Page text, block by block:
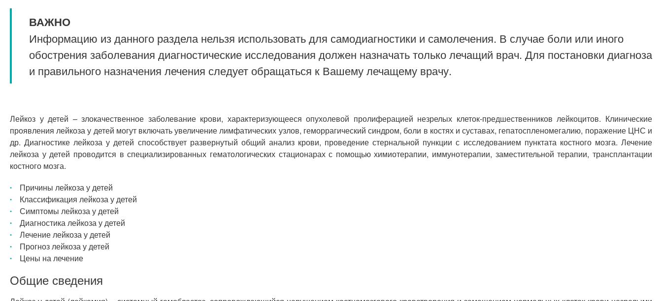
ВАЖНО
Информацию из данного раздела нельзя использовать для самодиагностики и самолечения. В случае боли или иного
обострения заболевания диагностические исследования должен назначать только лечащий врач. Для постановки диагноза
и правильного назначения лечения следует обращаться к Вашему лечащему врачу.
Лейкоз у детей – злокачественное заболевание крови, характеризующееся опухолевой пролиферацией незрелых клеток-предшественников лейкоцитов. Клинические
проявления лейкоза у детей могут включать увеличение лимфатических узлов, геморрагический синдром, боли в костях и суставах, гепатоспленомегалию, поражение ЦНС и
др. Диагностике лейкоза у детей способствует развернутый общий анализ крови, проведение стернальной пункции с исследованием пунктата костного мозга. Лечение
лейкоза у детей проводится в специализированных гематологических стационарах с помощью химиотерапии, иммунотерапии, заместительной терапии, трансплантации
костного мозга.
Причины лейкоза у детей
Классификация лейкоза у детей
Симптомы лейкоза у детей
Диагностика лейкоза у детей
Лечение лейкоза у детей
Прогноз лейкоза у детей
Цены на лечение
Общие сведения